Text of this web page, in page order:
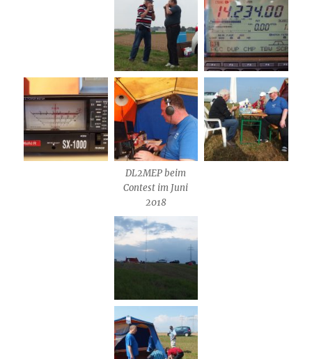
DL2MEP beim
Contest im Juni
2018